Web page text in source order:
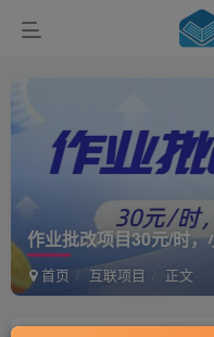
作业批改项目30元/时
首页 互联项目 正文